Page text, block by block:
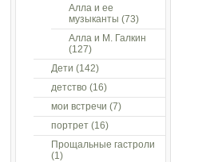
Алла и ее
музыканты (73)
Алла и М. Галкин
(127)
Дети (142)
детство (16)
мои встречи (7)
портрет(16)
Прощальные гастроли
(1)